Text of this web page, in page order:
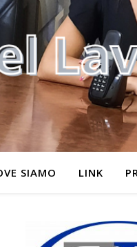
SIAMO LINK